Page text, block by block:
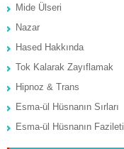
Mide Ülseri
Nazar
Hased Hakkında
Tok Kalarak Zayıflamak
Hipnoz & Trans
Esma-ül Hüsnanın Sırları
Esma-ül Hüsnanın Fazileti